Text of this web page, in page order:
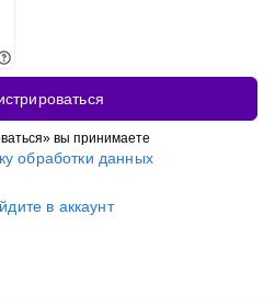
вы принимаете
обработки данных
в аккаунт